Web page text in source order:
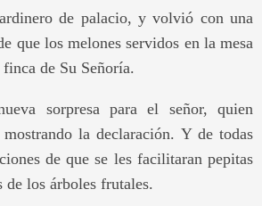
de palacio, y volvió con una
que los melones servidos en la mesa
de Su Señoría.
sorpresa para el señor, quien
la declaración. Y de todas
de que se les facilitaran pepitas
de los árboles frutales.